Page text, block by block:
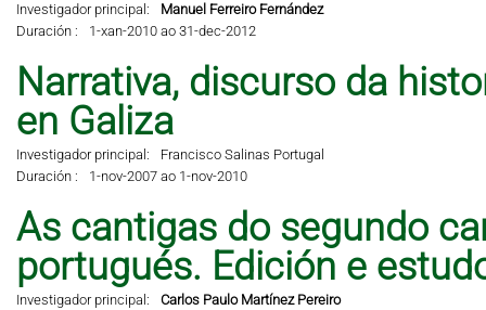
Investigador principal:
Manuel Ferreiro Fernández
Duración :
1-xan-2010 ao 31-dec-2012
Narrativa, discurso da
en Galiza
Investigador principal:
Francisco Salinas Portugal
Duración :
1-nov-2007 ao 1-nov-2010
As cantigas do segundo
portugués. Edición e
Investigador principal:
Carlos Paulo Martínez Pereiro